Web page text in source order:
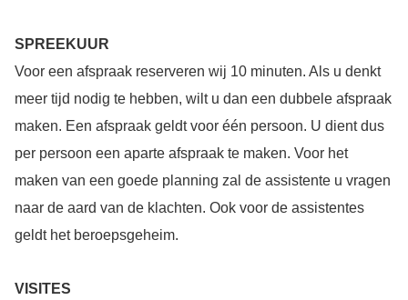
SPREEKUUR
Voor een afspraak reserveren wij 10 minuten. Als u denkt
meer tijd nodig te hebben, wilt u dan een dubbele afspraak
maken. Een afspraak geldt voor één persoon. U dient dus
per persoon een aparte afspraak te maken. Voor het
maken van een goede planning zal de assistente u vragen
naar de aard van de klachten. Ook voor de assistentes
geldt het beroepsgeheim.
VISITES